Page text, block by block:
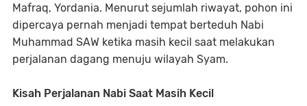
Mafraq, Yordania. Menurut sejumlah riwayat, pohon ini
dipercaya pernah menjadi tempat berteduh Nabi
Muhammad SAW ketika masih kecil saat melakukan
perjalanan dagang menuju wilayah Syam.
Kisah Perjalanan Nabi Saat Masih Kecil